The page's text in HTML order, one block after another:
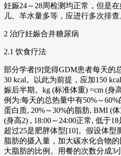
妊娠24～28周检测均正常，但是
儿、羊水量多等，应进行多次排查
2 治疗妊娠合并糖尿病
2.1 饮食疗法
部分学者[9]觉得GDM患者每天的
30 kcal。以此为前提，应加150
娠后半期。kg (标准体重) =cm (身
例为:每天的总热量中有50%～
蛋白质, 20%～30%的脂肪, BMI (
(身高2) , 18:00～24:00正常, 低于
超过25是肥胖体型[10]。假设体型
脂肪的摄入量，加大碳水化合物
大脂肪的比例。用餐的次数分成3